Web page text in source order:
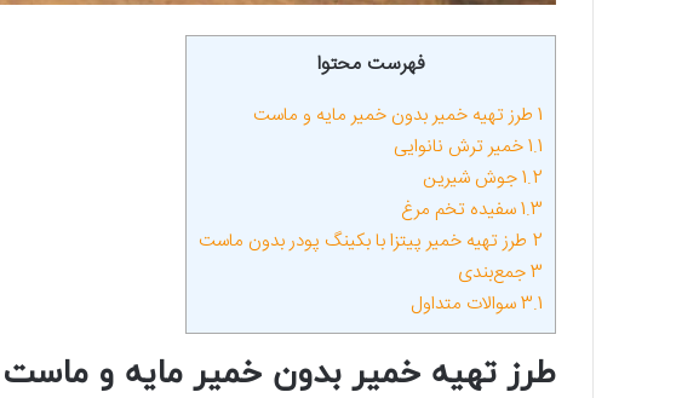
فهرست محتوا
1 طرز تهیه خمیر بدون خمیر مایه و ماست
1.1خمیر ترش نانوایی
1.2جوش شیرین
1.3سفیده تخم مرغ
2 طرز تهیه خمیر پیتزا با بکینگ پودر بدون ماست
3جمع‌بندی
3.1سوالات متداول
طرز تهیه خمیر بدون خمیر مایه و ماست